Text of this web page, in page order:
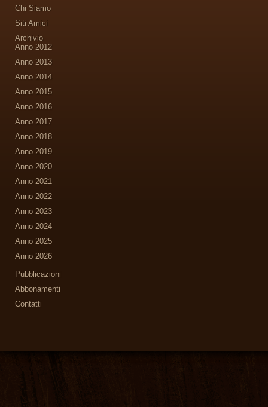
Chi Siamo
Siti Amici
Archivio
Anno 2012
Anno 2013
Anno 2014
Anno 2015
Anno 2016
Anno 2017
Anno 2018
Anno 2019
Anno 2020
Anno 2021
Anno 2022
Anno 2023
Anno 2024
Anno 2025
Anno 2026
Pubblicazioni
Abbonamenti
Contatti